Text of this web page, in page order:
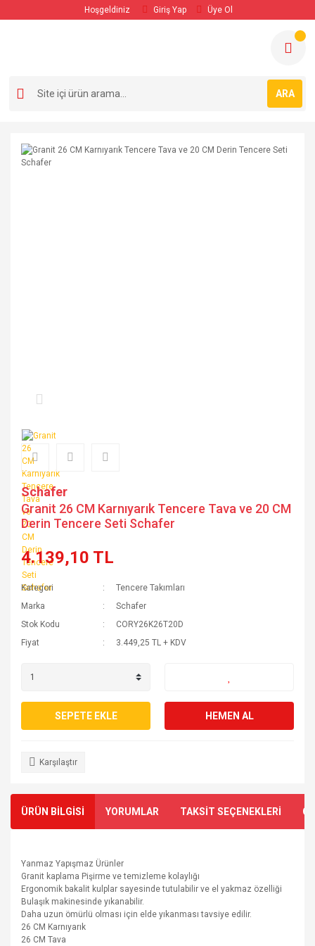
Hoşgeldiniz Giriş Yap Üye Ol
ARA
Schafer
Granit 26 CM Karnıyarık Tencere Tava ve 20 CM
Derin Tencere Seti Schafer
4.139,10 TL
Kategori
Tencere Takımları
Marka
Schafer
Stok Kodu
CORY26K26T20D
Fiyat
3.449,25 TL + KDV
SEPETE EKLE HEMEN AL
Karşılaştır
ÜRÜN BİLGİSİ YORUMLAR TAKSİT SEÇENEKLERİ
Yanmaz Yapışmaz Ürünler
Granit kaplama Pişirme ve temizleme kolaylığı
Ergonomik bakalit kulplar sayesinde tutulabilir ve el yakmaz özelliği
Bulaşık makinesinde yıkanabilir.
Daha uzun ömürlü olması için elde yıkanması tavsiye edilir.
26 CM Karnıyarık
26 CM Tava